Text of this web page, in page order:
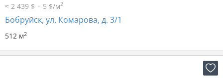
≈ 2 439 $ 5 $/м2
Бобруйск, ул. Комарова, д. 3/1
512 м2